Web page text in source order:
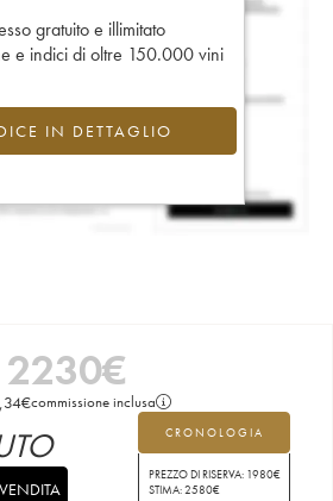
gratuito e illimitato
e indici di oltre 150.000 vini
IN DETTAGLIO
2230€
€commissione inclusa
CRONOLOGIA
PREZZO DI RISERVA: 1980€
STIMA:2580€